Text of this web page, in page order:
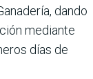
dando
mediante
días de